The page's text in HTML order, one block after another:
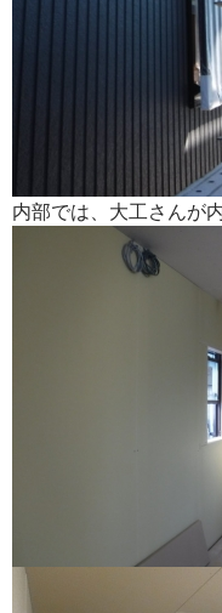
内部では、大工さんが